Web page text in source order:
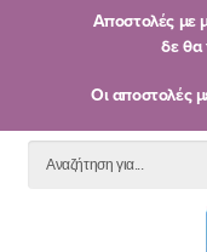
Αποστολές με
δε θα
Oι αποστολές